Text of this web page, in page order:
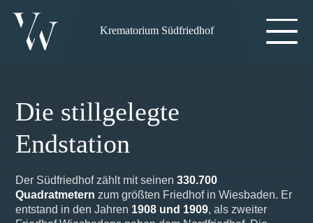
Krematorium Südfriedhof
Die stillgelegte
Endstation
Der Südfriedhof zählt mit seinen330.700
Quadratmetern zum größten Friedhof in Wiesbaden. Er
entstand in den Jahren 1908 und 1909, als zweiter